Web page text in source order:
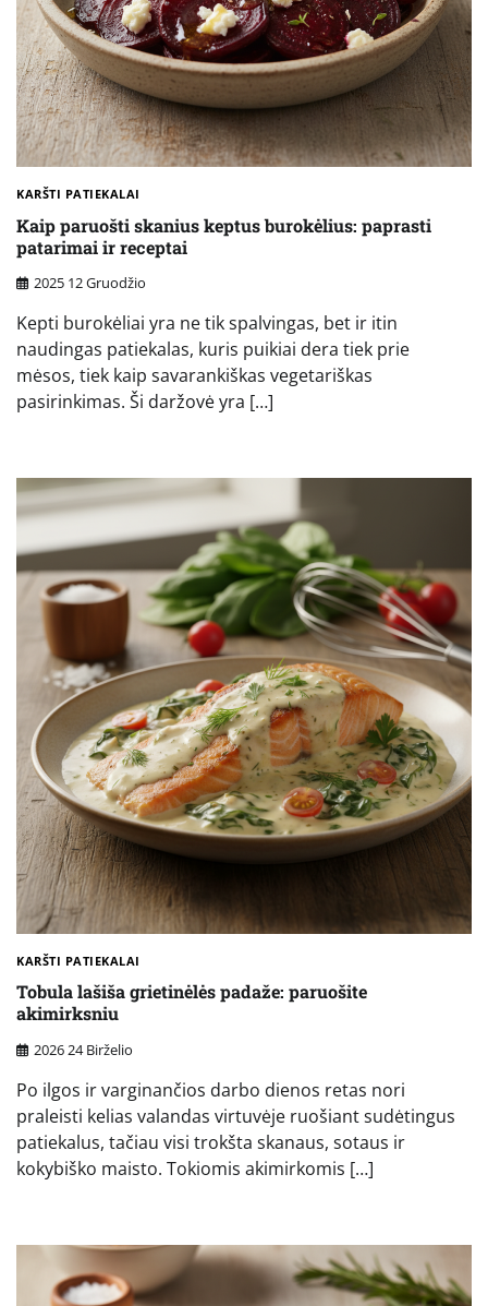
KARŠTI PATIEKALAI
Kaip paruošti skanius keptus burokėlius: paprasti
patarimai ir receptai
2025 12 Gruodžio
Kepti burokėliai yra ne tik spalvingas, bet ir itin
naudingas patiekalas, kuris puikiai dera tiek prie
mėsos, tiek kaip savarankiškas vegetariškas
pasirinkimas. Ši daržovė yra […]
KARŠTI PATIEKALAI
Tobula lašiša grietinėlės padaže: paruošite
akimirksniu
2026 24 Birželio
Po ilgos ir varginančios darbo dienos retas nori
praleisti kelias valandas virtuvėje ruošiant sudėtingus
patiekalus, tačiau visi trokšta skanaus, sotaus ir
kokybiško maisto. Tokiomis akimirkomis […]